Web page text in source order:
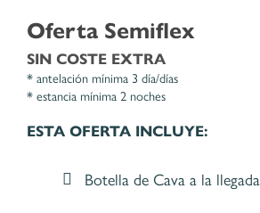
Oferta Semiflex
SIN COSTE EXTRA
antelación mínima 3 día/días
estancia mínima 2 noches
ESTA OFERTA INCLUYE:
Botella de Cava a la llegada